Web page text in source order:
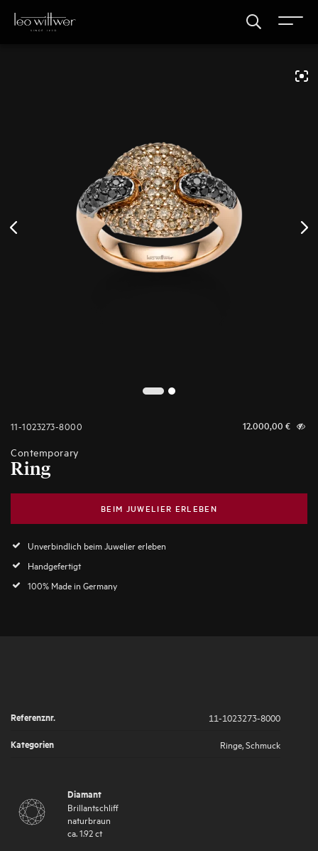
11-1023273-8000 12.000,00 €
Contemporary
Ring
BEIM JUWELIER ERLEBEN
Unverbindlich beim Juwelier erleben
Handgefertigt
100% Made in Germany
Referenznr.
11-1023273-8000
Kategorien
Ringe Schmuck
Diamant
Brillantschliff
naturbraun
ca. 1.92ct